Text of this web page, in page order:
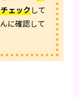
ェックして
に確認して